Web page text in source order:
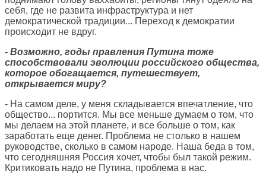
себя, где не развита инфраструктура и нет
демократической традиции... Переход к демократии
происходит не вдруг.
- Возможно, годы правления Путина тоже
способствовали эволюции российского общества,
которое обогащается, путешествует,
открывается миру?
- На самом деле, у меня складывается впечатление, что
общество... портится. Мы все меньше думаем о том, что
мы делаем на этой планете, и все больше о том, как
заработать еще денег. Проблема не столько в нашем
руководстве, сколько в самом народе. Наша беда в том,
что сегодняшняя Россия хочет, чтобы был такой режим.
Критиковать надо не Путина, проблема в нас.